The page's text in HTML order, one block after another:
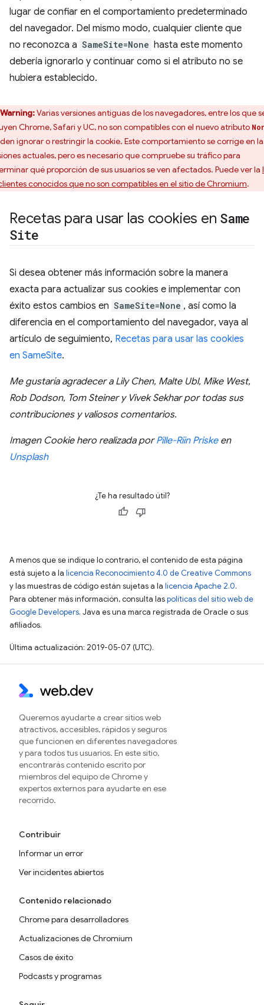
lugar de confiar en el comportamiento predeterminado
del navegador. Del mismo modo, cualquier cliente que
no reconozca a SameSite=None hasta este momento
debería ignorarlo y continuar como si el atributo no se
hubiera establecido.
Warning:Varias versiones antiguas de los navegadores, entre los que
Chrome, Safari y UC, no son compatibles con el nuevo atributo
ignorar o restringir la cookie. Este comportamiento se corrige en
actuales, pero es necesario que compruebe su tráfico para
qué proporción de sus usuarios se ven afectados. Puede ver la
conocidos que no son compatibles en el sitio de Chromium.
Recetas para usar las cookies en Same
Site
Si desea obtener más información sobre la manera
exacta para actualizar sus cookies e implementar con
éxito estos cambios en SameSite=None , así como la
diferencia en el comportamiento del navegador, vaya al
artículo de seguimiento, Recetas para usar las cookies
en SameSite.
Me gustaría agradecer a Lily Chen, Malte Ubl, Mike West,
Rob Dodson, Tom Steiner y Vivek Sekhar por todas sus
contribuciones y valiosos comentarios.
Imagen Cookie hero realizada porPille-Riin Priskeen
Unsplash
¿Te ha resultado útil?
A menos que se indique lo contrario, el contenido de esta página
está sujeto a la licencia Reconocimiento 4.0 de Creative Commons
y las muestras de código están sujetas a la licencia Apache 2.0.
Para obtener más información, consulta laspolíticas del sitio web de
Google Developers. Java es una marca registrada de Oracle o sus
afiliados.
Última actualización: 2019-05-07 (UTC).
Queremos ayudarte a crear sitios web
atractivos, accesibles, rápidos y seguros
que funcionen en diferentes navegadores
y para todos tus usuarios. En este sitio,
encontrarás contenido escrito por
miembros del equipo de Chrome y
expertos externos para ayudarte en ese
recorrido.
Contribuir
Informar un error
Ver incidentes abiertos
Contenido relacionado
Chrome para desarrolladores
Actualizaciones de Chromium
Casos de éxito
Podcasts y programas